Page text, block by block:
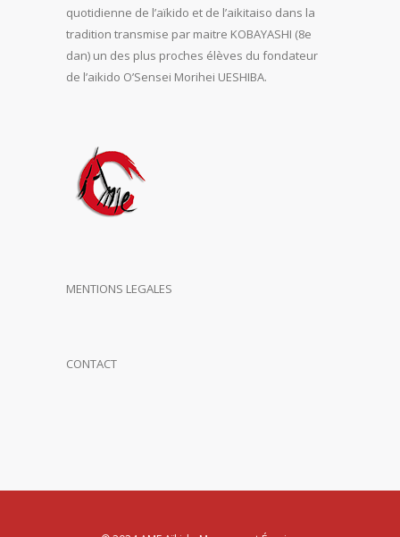
quotidienne de l’aïkido et de l’aikitaiso dans la
tradition transmise par maitre KOBAYASHI (8e
dan) un des plus proches élèves du fondateur
de l’aikido O’Sensei Morihei UESHIBA.
MENTIONS LEGALES
CONTACT